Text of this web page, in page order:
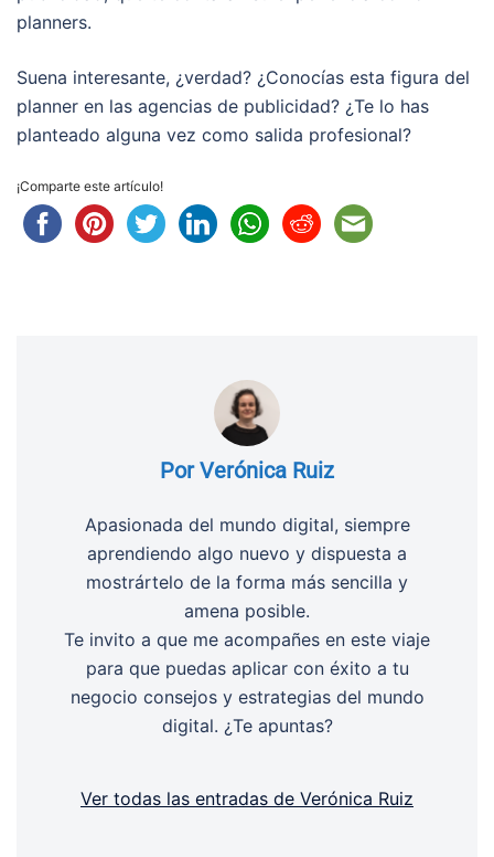
planners.
Suena interesante, ¿verdad? ¿Conocías esta figura del
planner en las agencias de publicidad? ¿Te lo has
planteado alguna vez como salida profesional?
¡Comparte este artículo!
Por Verónica Ruiz
Apasionada del mundo digital, siempre
aprendiendo algo nuevo y dispuesta a
mostrártelo de la forma más sencilla y
amena posible.
Te invito a que me acompañes en este viaje
para que puedas aplicar con éxito a tu
negocio consejos y estrategias del mundo
digital. ¿Te apuntas?
Ver todas las entradas de Verónica Ruiz